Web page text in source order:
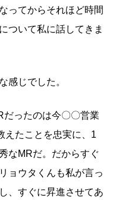
ってからそれほど時間
ついて私に話してきま
感じでした。
だったのは今〇〇営業
えたことを忠実に、1
なMRだ。だからすぐ
ョウタくんも私が言っ
、すぐに昇進させてあ